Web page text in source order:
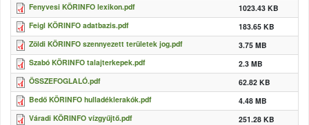
Fenyvesi KÖRINFO lexikon.pdf
1023.43 KB
Feigl KÖRINFO adatbazis.pdf
183.65 KB
Zöldi KÖRINFO szennyezett területek jog.pdf
3.75 MB
Szabó KÖRINFO talajterkepek.pdf
2.3 MB
ÖSSZEFOGLALÓ.pdf
62.82 KB
Bedő KÖRINFO hulladéklerakók.pdf
4.48 MB
Váradi KÖRINFO vízgyűjtő.pdf
251.28 KB